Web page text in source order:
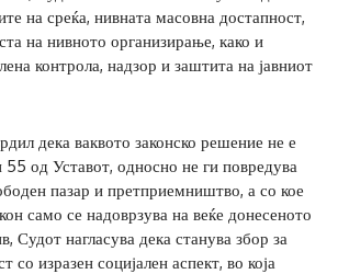
на среќа, нивната масовна достапност,
на нивното организирање, како и
контрола, надзор и заштита на јавниот
дека ваквото законско решение не е
55 од Уставот, односно не ги повредува
пазар и претприемништво, а со кое
само се надоврзува на веќе донесеното
Судот нагласува дека станува збор за
со изразен социјален аспект, во која